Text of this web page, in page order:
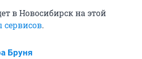
в Новосибирск на этой
сервисов.
Бруня